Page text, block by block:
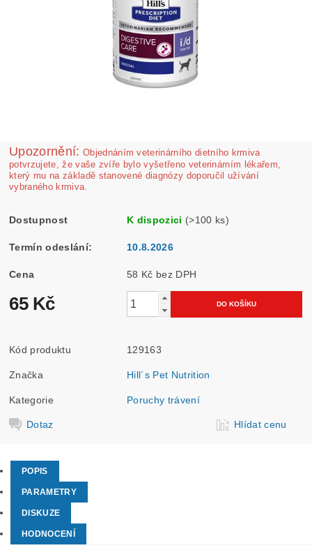
Upozornění: Ob­jednáním veterinárního dietního krmiva
potvrzujete, že vaše zvíře bylo vyšetřeno veterinárním lékařem,
který mu na základě stanovené diagnózy doporučil užívání
vybraného krmiva.
Dostupnost K dispozici (>100 ks)
Termín odeslání: 10.8.2026
Cena 58 Kč bez DPH
65 Kč
Kód produktu 129163
Značka Hill´s Pet Nutrition
Kategorie Poruchy trávení
Dotaz Hlídat cenu
POPIS
PARAMETRY
DISKUZE
HODNOCENÍ